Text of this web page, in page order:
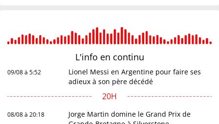
L'info en continu
09/08 à 5:52
Lionel Messi en Argentine pour faire ses
adieux à son père décédé
20H
08/08 à 20:18
Jorge Martin domine le Grand Prix de